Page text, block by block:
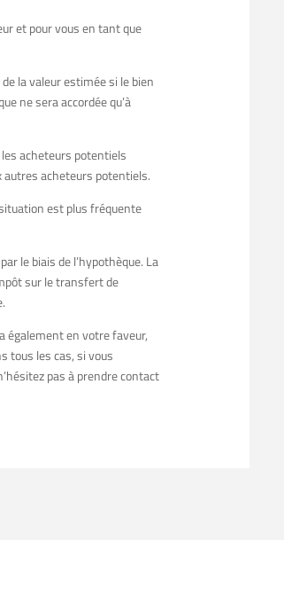
et pour vous en tant que
la valeur estimée si le bien
ne sera accordée qu’à
acheteurs potentiels
autres acheteurs potentiels.
est plus fréquente
le biais de l’hypothèque. La
sur le transfert de
également en votre faveur,
tous les cas, si vous
pas à prendre contact